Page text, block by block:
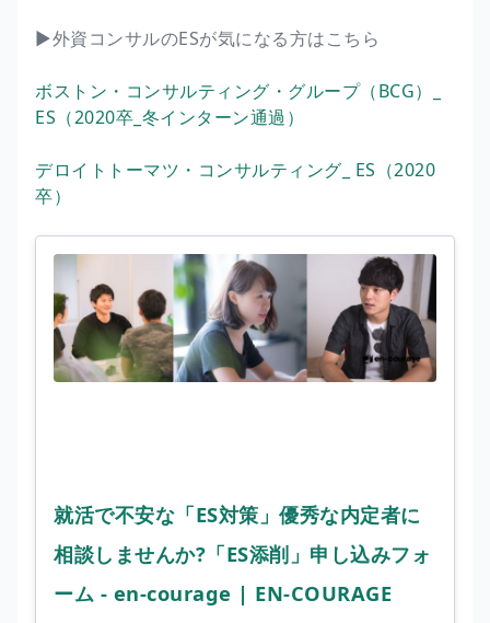
▶︎外資コンサルのESが気になる方はこちら
ボストン・コンサルティング・グループ（BCG）_
ES（2020卒_冬インターン通過）
デロイトトーマツ・コンサルティング_ ES（2020
卒）
就活で不安な「ES対策」優秀な内定者に
相談しませんか?「ES添削」申し込みフォ
ーム - en-courage | EN-COURAGE